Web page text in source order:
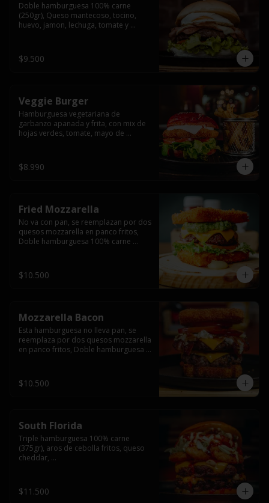
Doble hamburguesa 100% carne
(250gr), Queso mantecoso, tocino,
huevo, jamon, lechuga, tomate y
$9.500
Veggie Burger
Hamburguesa vegetariana de
garbanzo apanada y frita, con mix de
hojas verdes, tomate, mayo de
$8.990
Fried Mozzarella
No va con pan, se reemplazan por dos
quesos mozzarella en panco fritos,
Doble hamburguesa 100% carne
$10.500
Mozzarella Bacon
Esta hamburguesa no lleva pan, se
reemplaza por dos quesos mozzarella
en panco fritos, Doble hamburguesa
salsa BBQ acompañado de papas
fritas.
$10.500
South Florida
Triple hamburguesa 100% carne
(375gr), aros de cebolla fritos, queso
cheddar,
$11.500